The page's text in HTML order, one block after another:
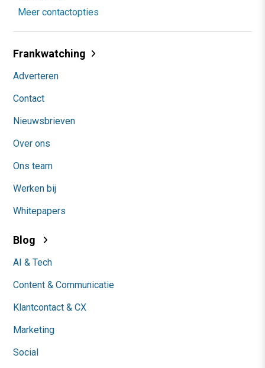
Meer contactopties
Frankwatching
Adverteren
Contact
Nieuwsbrieven
Over ons
Ons team
Werken bij
Whitepapers
Blog
AI & Tech
Content & Communicatie
Klantcontact & CX
Marketing
Social